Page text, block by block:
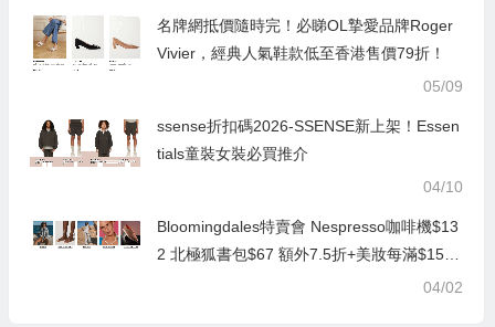
名牌網抵價隨時完！必睇OL摯愛品牌Roger
Vivier，經典人氣鞋款低至香港售價79折！
05/09
ssense折扣碼2026-SSENSE新上架！Essen
tials童裝女裝必買推介
04/10
Bloomingdales特賣會 Nespresso咖啡機$13
2 北極狐書包$67 額外7.5折+美妝每滿$150
04/02